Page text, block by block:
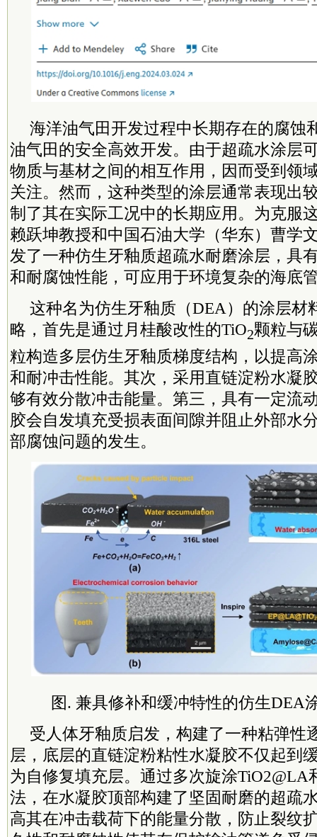
海洋油气田开发过程中长期存在的腐蚀
油气田的安全高效开发。由于超疏水涂层
物质与基材之间的相互作用，因而受到领
关注。然而，这种类型的涂层通常表现出
制了其在实际工况中的长期应用。为克服
赖跃坤教授和中国石油大学（华东）曹学
发了一种仿生牙釉质超疏水耐磨涂层，具
和耐腐蚀性能，可应用于环境复杂的海底
这种名为仿生牙釉质（DEA）的涂层材
略，首先是通过月桂酸改性的TiO2颗粒与
粒构造多层仿生牙釉质梯度结构，以提高
和耐冲击性能。其次，采用直链淀粉水凝
够有效分散冲击能量。第三，具有一定流
胶会自发填充受损表面间隙并阻止外部水
部腐蚀问题的发生。
图. 兼具修补和缓冲特性的仿生DEA
受人体牙釉质启发，构建了一种粘弹性
层，底层的直链淀粉粘性水凝胶不仅起到
为自修复填充层。通过多次旋涂TiO2@LA
法，在水凝胶顶部构建了坚固耐磨的超疏
高其在冲击载荷下的能量分散，防止裂纹